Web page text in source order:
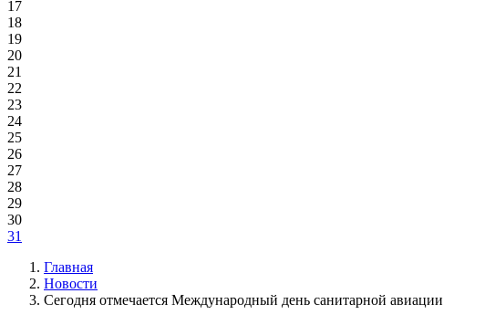
17
18
19
20
21
22
23
24
25
26
27
28
29
30
31
Главная
Новости
Сегодня отмечается Международный день санитарной авиации